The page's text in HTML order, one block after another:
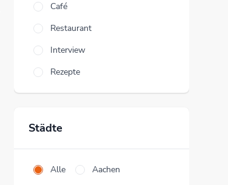
Café
Restaurant
Interview
Rezepte
Städte
Alle
Aachen